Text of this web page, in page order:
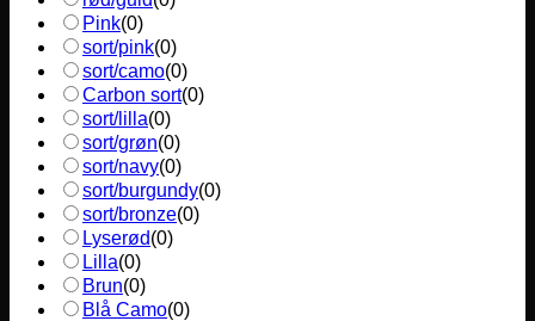
Pink(0)
sort/pink(0)
sort/camo(0)
Carbon sort(0)
sort/lilla(0)
sort/grøn(0)
sort/navy(0)
sort/burgundy(0)
sort/bronze(0)
Lyserød(0)
Lilla(0)
Brun(0)
Blå Camo(0)